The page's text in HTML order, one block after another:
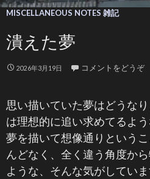
MISCELLANEOUS NOTES 雑記
潰えた夢
2026年3月19日 コメントをどうぞ
思い描いていた夢はどうな
は理想的に追い求めてるよう
夢を描いて想像通りという
んどなく、全く違う角度か
ような、そんな気がしてい